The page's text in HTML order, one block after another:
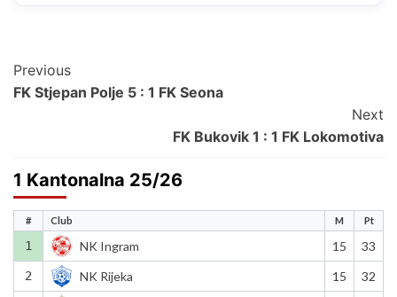
Post
Navigation
Previous
FK Stjepan Polje 5 : 1 FK Seona
Next
FK Bukovik 1 : 1 FK Lokomotiva
1 Kantonalna 25/26
# Club M Pt
1 NK Ingram 15 33
2 NK Rijeka 15 32